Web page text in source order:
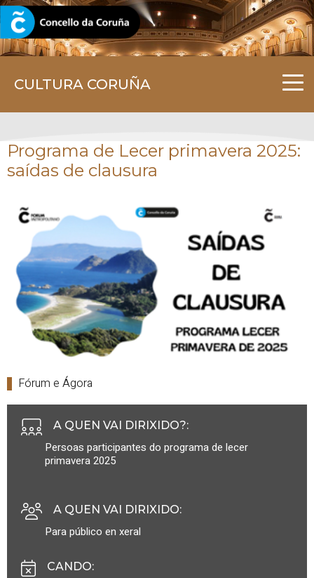
CULTURA CORUÑA
CORUNA.GAL
Programa de Lecer primavera 2025:
saídas de clausura
Fórum e Ágora
A QUEN VAI DIRIXIDO?:
Persoas participantes do programa de lecer
primavera 2025
A QUEN VAI DIRIXIDO:
Para público en xeral
CANDO: